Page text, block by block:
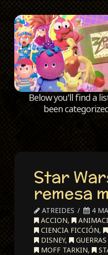
Below you'll find a
been
Star
remesa
ATREIDES
4
ACCION,
CIENCIA FICCIÓN,
DISNEY,
MOFF TARKIN,